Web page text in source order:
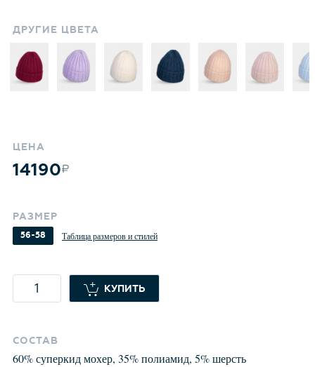
ДРУГИЕ ЦВЕТА
ЦЕНА
14190
РАЗМЕР
56-58 Таблица размеров и стилей
КУПИТЬ
СОСТАВ
60%суперкид мохер, 35%полиамид, 5%шерсть